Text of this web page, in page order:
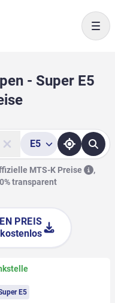
- Super E5
E5
MTS-K Preise
,
transparent
PREIS
E5